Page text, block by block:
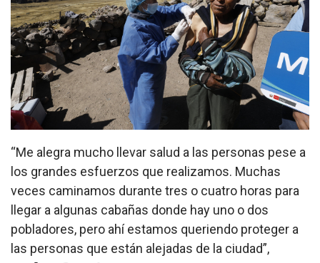
“Me alegra mucho llevar salud a las personas pese a
los grandes esfuerzos que realizamos. Muchas
veces caminamos durante tres o cuatro horas para
llegar a algunas cabañas donde hay uno o dos
pobladores, pero ahí estamos queriendo proteger a
las personas que están alejadas de la ciudad”,